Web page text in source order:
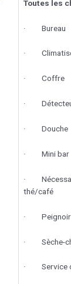
Toutes les
· Bureau
·
· Coffre
·
· Douche
· Mini bar
·
thé/café
· Peignoir
· Sèche-
· Service